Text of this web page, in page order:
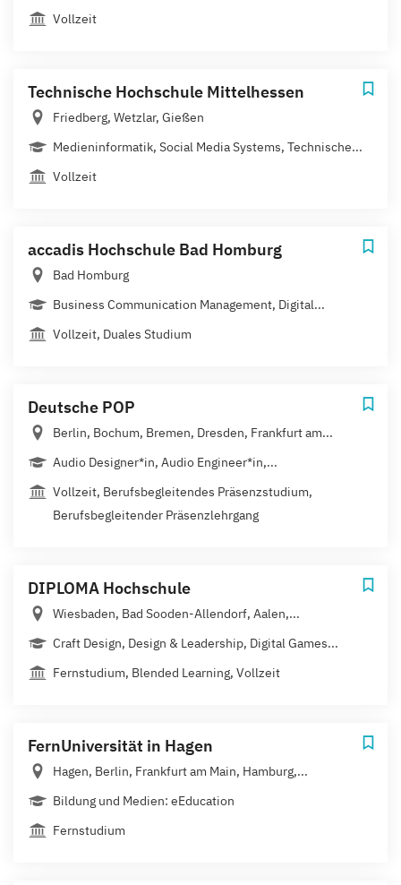
Vollzeit
Technische Hochschule Mittelhessen
Friedberg, Wetzlar, Gießen
Medieninformatik, Social Media Systems, Technische...
Vollzeit
accadis Hochschule Bad Homburg
Bad Homburg
Business Communication Management, Digital...
Vollzeit, Duales Studium
Deutsche POP
Berlin, Bochum, Bremen, Dresden, Frankfurt am...
Audio Designer*in, Audio Engineer*in,...
Vollzeit, Berufsbegleitendes Präsenzstudium,
Berufsbegleitender Präsenzlehrgang
DIPLOMA Hochschule
Wiesbaden, Bad Sooden-Allendorf, Aalen,...
Craft Design, Design & Leadership, Digital Games...
Fernstudium, Blended Learning, Vollzeit
FernUniversität in Hagen
Hagen, Berlin, Frankfurt am Main, Hamburg,...
Bildung und Medien: eEducation
Fernstudium